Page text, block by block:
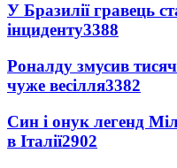
У Бразилії гравець
інциденту3388
Роналду змусив
чуже весілля3382
Син і онук легенд
в Італії2902